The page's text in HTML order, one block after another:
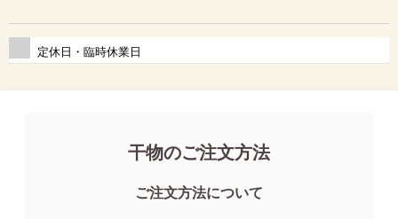
定休日・臨時休業日
干物のご注文方法
ご注文方法について